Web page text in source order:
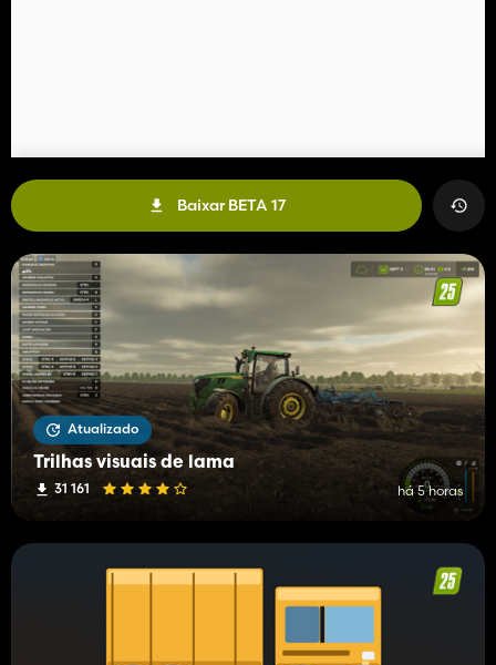
Baixar BETA 17
Atualizado
Trilhas visuais de lama
31 161 há 5 horas